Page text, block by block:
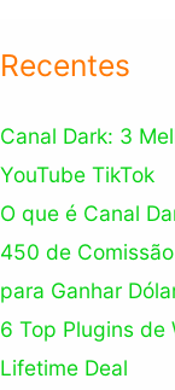
Recentes
Canal Dark: 3
YouTube TikTok
O que é Canal
450 de
para Ganhar
6 Top Plugins de
Lifetime Deal